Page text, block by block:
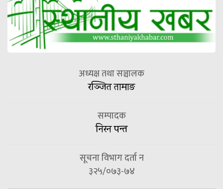
अध्यक्ष तथा सञ्चालक
रञ्जित तामाङ
सम्पादक
निरन पन्त
सूचना विभाग दर्ता न
३२५/०७३-७४